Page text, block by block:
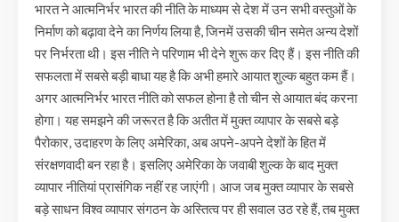
भारत ने आत्मनिर्भर भारत की नीति के माध्यम से देश में उन सभी वस्तुओं के
निर्माण को बढ़ावा देने का निर्णय लिया है, जिनमें उसकी चीन समेत अन्य देशों
पर निर्भरता थी। इस नीति ने परिणाम भी देने शुरू कर दिए हैं। इस नीति की
सफलता में सबसे बड़ी बाधा यह है कि अभी हमारे आयात शुल्क बहुत कम हैं।
अगर आत्मनिर्भर भारत नीति को सफल होना है तो चीन से आयात बंद करना
होगा। यह समझने की जरूरत है कि अतीत में मुक्त व्यापार के सबसे बड़े
पैरोकार, उदाहरण के लिए अमेरिका, अब अपने-अपने देशों के हित में
संरक्षणवादी बन रहा है। इसलिए अमेरिका के जवाबी शुल्क के बाद मुक्त
व्यापार नीतियां प्रासंगिक नहीं रह जाएंगी। आज जब मुक्त व्यापार के सबसे
बड़े साधन विश्व व्यापार संगठन के अस्तित्व पर ही सवाल उठ रहे हैं, तब मुक्त